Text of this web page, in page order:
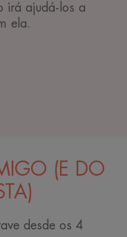
irá ajudá-los a
ela.
(E DO
desde os 4